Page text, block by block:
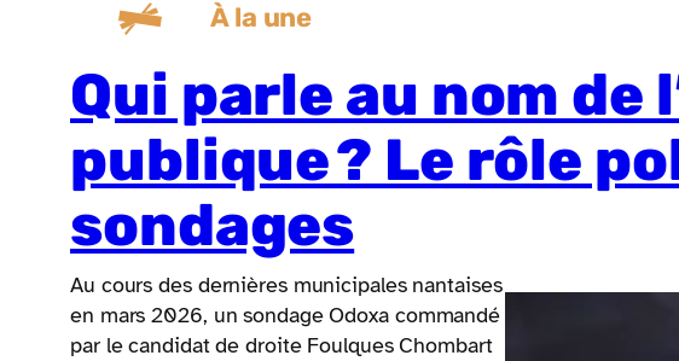
À la une
Qui parle au nom de
publique ? Le rôle
sondages
Au cours des dernières municipales nantaises
en mars 2026, un sondage Odoxa commandé
par le candidat de droite Foulques Chombart